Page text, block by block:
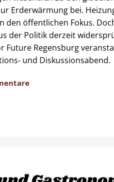
Erderwärmung bei.
den öffentlichen Fokus.
der Politik derzeit
Future Regensburg
und Diskussionsabend.